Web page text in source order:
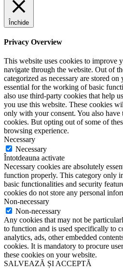
Închide
Privacy Overview
This website uses cookies to improve
navigate through the website. Out of
categorized as necessary are stored
essential for the working of basic
also use third-party cookies that help
you use this website. These cookies
only with your consent. You also
cookies. But opting out of some of
browsing experience.
Necessary
Necessary
Întotdeauna activate
Necessary cookies are absolutely
function properly. This category only
basic functionalities and security
cookies do not store any personal
Non-necessary
Non-necessary
Any cookies that may not be
to function and is used specifically to
analytics, ads, other embedded
cookies. It is mandatory to procure
these cookies on your website.
SALVEAZĂ ȘI ACCEPTĂ